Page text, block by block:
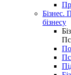
Бізнес.
бізнесу